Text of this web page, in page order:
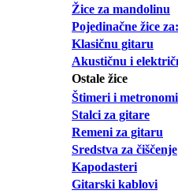
Žice za mandolinu
Pojedinačne žice za:
Klasičnu gitaru
Akustičnu i
Ostale žice
Štimeri i metronomi
Stalci za gitare
Remeni za gitaru
Sredstva za čiščenje
Kapodasteri
Gitarski kablovi